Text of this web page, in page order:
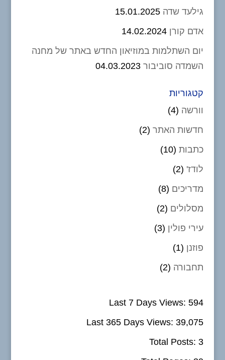
גילעד שדה 15.01.2025
אדם קורן 14.02.2024
יום השתלמות במוזיאון החדש באתר של מחנה
השמדה סוביבור 04.03.2023
קטגוריות
וורשה (4)
חדשות האתר(2)
כתבות(10)
לודז' (2)
מדריכים (8)
מסלולים (2)
עירי פולין (3)
פוזנן (1)
תחבורה (2)
Last 7 Days Views:594
Last 365 Days Views:39,075
Total Posts:3